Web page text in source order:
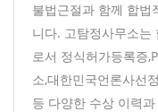
불법근절과 함께 합법
니다. 고탐정사무소는
로서 정식허가등록증
소,대한민국언론사선
등 다양한 수상 이력